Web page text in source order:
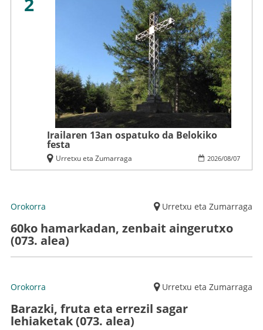
Irailaren 13an ospatuko da Belokiko
festa
2026/08/07
Urretxu eta Zumarraga
Orokorra Urretxu eta Zumarraga
60ko hamarkadan, zenbait aingerutxo
(073. alea)
Orokorra Urretxu eta Zumarraga
Barazki, fruta eta errezil sagar
lehiaketak (073. alea)